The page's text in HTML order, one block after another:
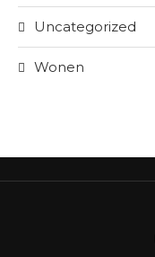
Uncategorized
Wonen